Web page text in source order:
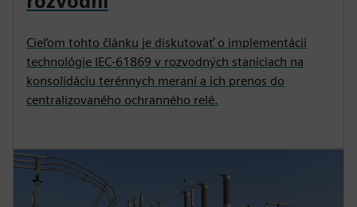
Cieľom tohto článku je diskutovať o implementácii
technológie IEC-61869 v rozvodných staniciach na
konsolidáciu terénnych meraní a ich prenos do
centralizovaného ochranného relé.